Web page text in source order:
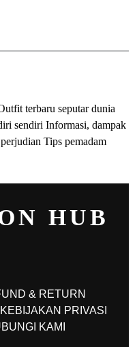
terbaru seputar dunia
sendiri Informasi, dampak
Tips pemadam
HUB
& RETURN
KEBIJAKAN PRIVASI
KAMI